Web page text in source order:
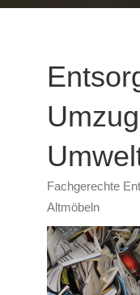
Fachgerechte
Altmöbeln